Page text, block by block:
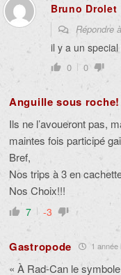
Bruno Drolet
il y a un special
0 0
Anguille sous roche!
Ils ne l’avoueront pas,
maintes fois participé
Bref,
Nos trips à 3 en
Nos Choix!!!
7 -3
Gastropode 1 année
« À Rad-Can le